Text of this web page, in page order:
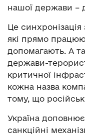
нашої держави –
Це
які прямо
допомагають. А
держави-
критичної
кожна назва
тому, що
Україна
санкційні